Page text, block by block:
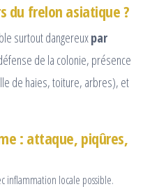
du frelon asiatique ?
surtout dangereuxpar
de la colonie, présence
de haies, toiture, arbres), et
: attaque, piqûres,
inflammation locale possible.